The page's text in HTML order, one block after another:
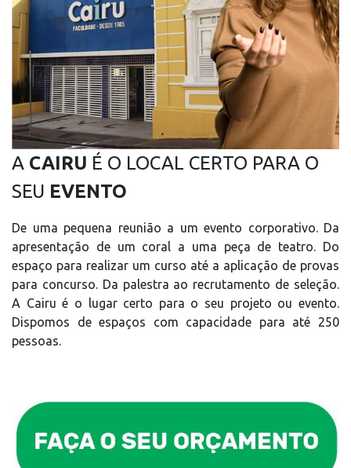
A CAIRU É O LOCAL CERTO PARA O
SEU EVENTO
De uma pequena reunião a um evento corporativo. Da
apresentação de um coral a uma peça de teatro. Do
espaço para realizar um curso até a aplicação de provas
para concurso. Da palestra ao recrutamento de seleção.
A Cairu é o lugar certo para o seu projeto ou evento.
Dispomos de espaços com capacidade para até 250
pessoas.